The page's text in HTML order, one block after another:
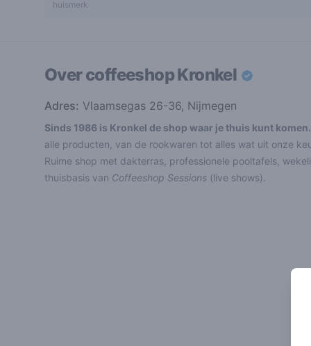
huismerk
Over coffeeshopKronkel
Adres: Vlaamsegas 26-36, Nijmegen
Sinds 1986 is Kronkel de shop waar je thuis kunt komen.
alle producten, van de rookwaren tot alles wat uit onze
Ruime shop met dakterras, professionele pooltafels,
thuisbasis van Coffeeshop Sessions (live shows).